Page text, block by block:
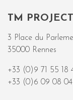
TM PROJECT
3 Place du
35000 Rennes
+33 (0)9 71 55 18
+33 (0)6 09 08